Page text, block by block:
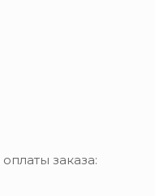
заказа: